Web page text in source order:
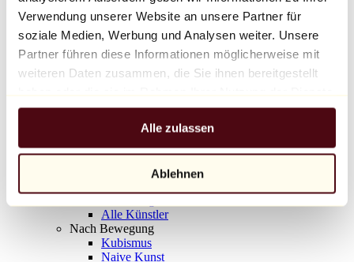
Verwendung unserer Website an unsere Partner für
soziale Medien, Werbung und Analysen weiter. Unsere
Partner führen diese Informationen möglicherweise mit
weiteren Daten zusammen, die Sie ihnen bereitgestellt
gesammelt haben.
Alle zulassen
Ablehnen
Balloon Dog (Orange)
Jeff Koons
10.000 €
Entdecken
Alle Bildhauer
Alle Fotografen
Alle Künstler
Nach Bewegung
Kubismus
Naive Kunst